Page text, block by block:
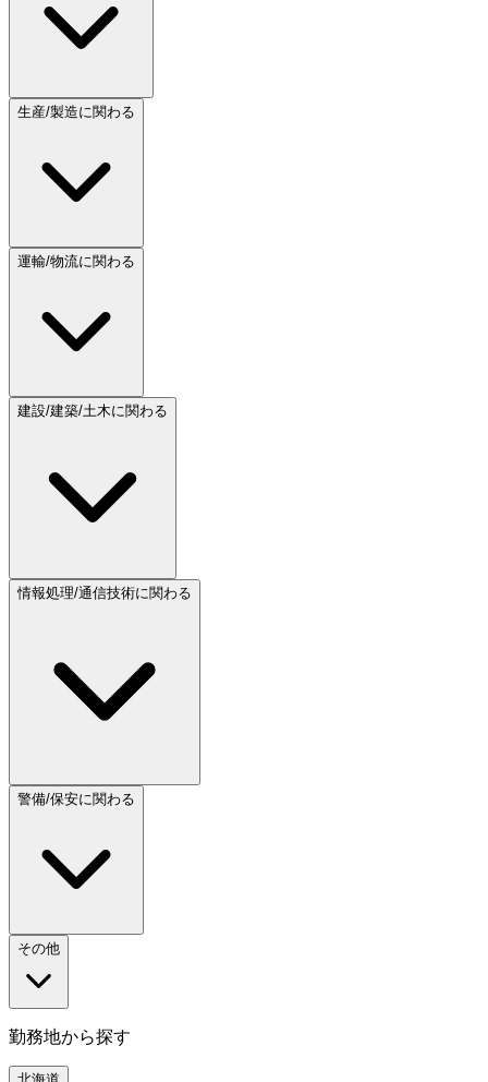
生産/製造に関わる
運輸/物流に関わる
建設/建築/土木に関わる
情報処理/通信技術に関わる
警備/保安に関わる
その他
勤務地から探す